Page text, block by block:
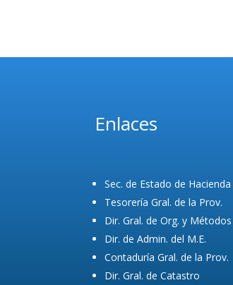
Enlaces
Sec. de Estado de Hacienda
Tesorería Gral. de la Prov.
Dir. Gral. de Org. y Métodos
Dir. de Admin. del M.E.
Contaduría Gral. de la Prov.
Dir. Gral. de Catastro